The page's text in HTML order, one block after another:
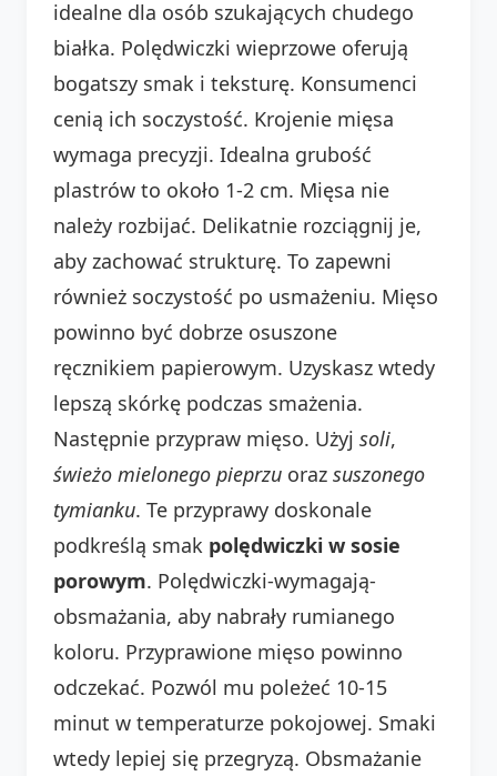
idealne dla osób szukających chudego
białka. Polędwiczki wieprzowe oferują
bogatszy smak i teksturę. Konsumenci
cenią ich soczystość. Krojenie mięsa
wymaga precyzji. Idealna grubość
plastrów to około 1-2 cm. Mięsa nie
należy rozbijać. Delikatnie rozciągnij je,
aby zachować strukturę. To zapewni
również soczystość po usmażeniu. Mięso
powinno być dobrze osuszone
ręcznikiem papierowym. Uzyskasz wtedy
lepszą skórkę podczas smażenia.
Następnie przypraw mięso. Użyj soli,
świeżo mielonego pieprzu oraz suszonego
tymianku. Te przyprawy doskonale
podkreślą smak polędwiczki w sosie
porowym. Polędwiczki-wymagają-
obsmażania, aby nabrały rumianego
koloru. Przyprawione mięso powinno
odczekać. Pozwól mu poleżeć 10-15
minut w temperaturze pokojowej. Smaki
wtedy lepiej się przegryzą. Obsmażanie